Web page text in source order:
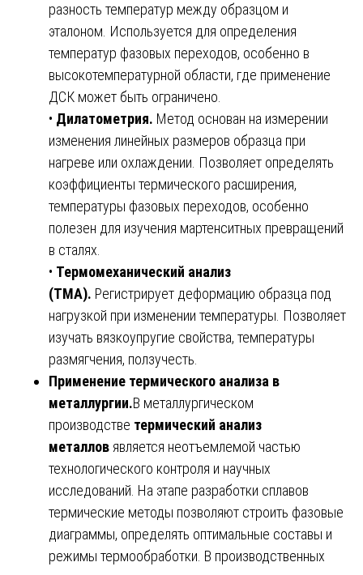
разность температур между образцом и
эталоном. Используется для определения
температур фазовых переходов, особенно в
высокотемпературной области, где применение
ДСК может быть ограничено.
• Дилатометрия. Метод основан на измерении
изменения линейных размеров образца при
нагреве или охлаждении. Позволяет определять
коэффициенты термического расширения,
температуры фазовых переходов, особенно
полезен для изучения мартенситных превращений
в сталях.
• Термомеханический анализ
(ТМА). Регистрирует деформацию образца под
нагрузкой при изменении температуры. Позволяет
изучать вязкоупругие свойства, температуры
размягчения, ползучесть.
Применение термического анализа в
металлургии.В металлургическом
производстве термический анализ
металлов является неотъемлемой частью
технологического контроля и научных
исследований. На этапе разработки сплавов
термические методы позволяют строить фазовые
диаграммы, определять оптимальные составы и
режимы термообработки. В производственных